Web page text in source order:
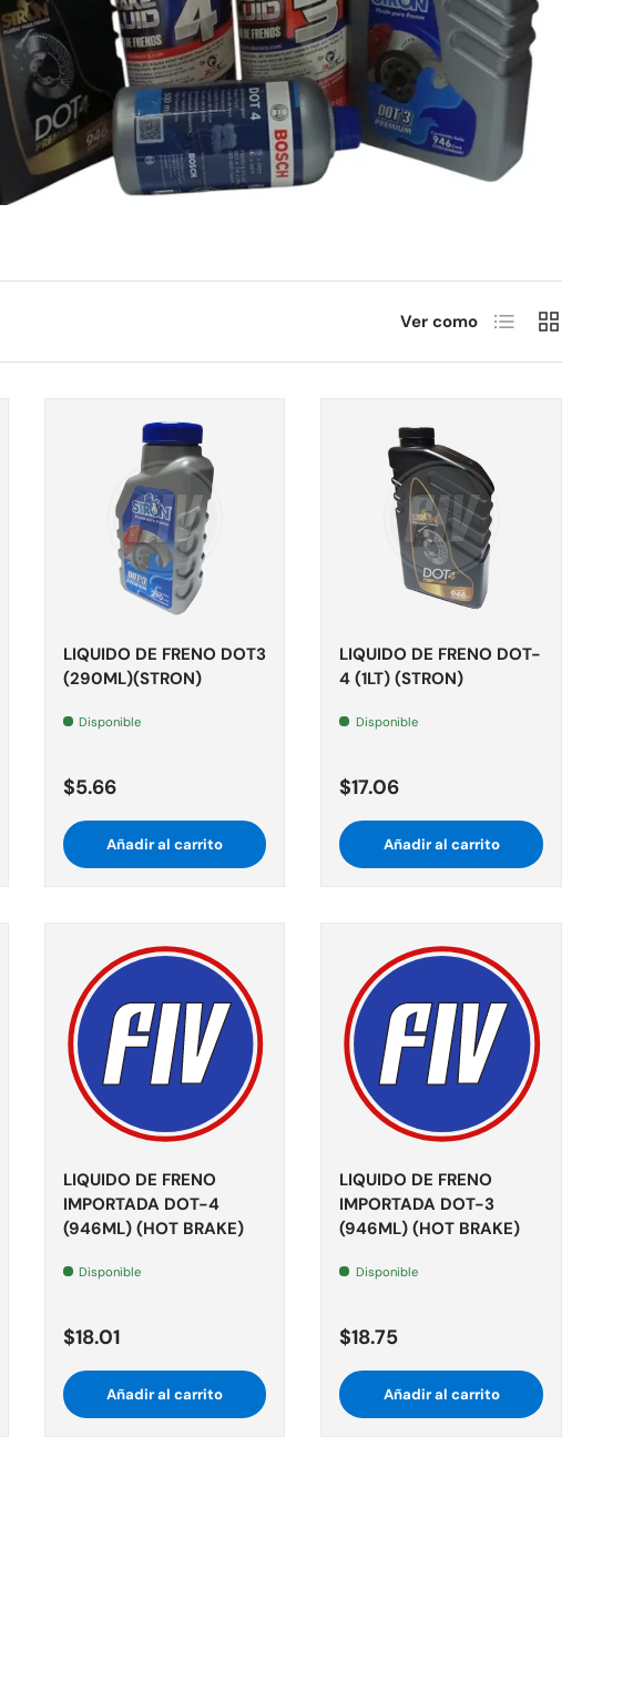
Ver como Lista Cuadrícula
LIQUIDO DE FRENO DOT3
(290ML)(STRON)
Disponible
$5.66
Añadir al carrito
LIQUIDO DE FRENO DOT-
4 (1LT) (STRON)
Disponible
$17.06
Añadir al carrito
LIQUIDO DE FRENO
IMPORTADA DOT-4
(946ML) (HOT BRAKE)
Disponible
$18.01
Añadir al carrito
LIQUIDO DE FRENO
IMPORTADA DOT-3
(946ML) (HOT BRAKE)
Disponible
$18.75
Añadir al carrito